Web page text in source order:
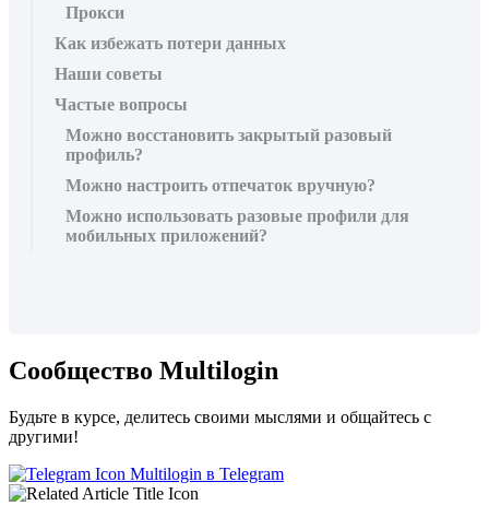
Прокси
Как избежать потери данных
Наши советы
Частые вопросы
Можно восстановить закрытый разовый
профиль?
Можно настроить отпечаток вручную?
Можно использовать разовые профили для
мобильных приложений?
Сообщество Multilogin
Будьте в курсе, делитесь своими мыслями и общайтесь с
другими!
Multilogin в Telegram